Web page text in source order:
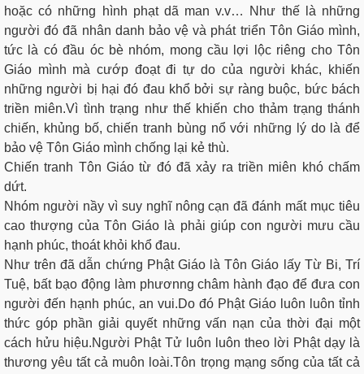
hoặc có những hình phạt dã man v.v… Như thế là những
người đó đã nhân danh bảo vệ và phát triển Tôn Giáo mình,
tức là có đầu óc bè nhóm, mong cầu lợi lộc riêng cho Tôn
Giáo mình mà cướp đoạt đi tự do của người khác, khiến
những người bị hại đó đau khổ bởi sự ràng buộc, bức bách
triền miên.Vì tình trạng như thế khiến cho thảm trạng thánh
chiến, khủng bố, chiến tranh bùng nổ với những lý do là để
bảo vệ Tôn Giáo mình chống lại kẻ thù.
Chiến tranh Tôn Giáo từ đó đã xảy ra triền miên khó chấm
dứt.
Nhóm người nầy vì suy nghĩ nông cạn đã đánh mất mục tiêu
cao thượng của Tôn Giáo là phải giúp con người mưu cầu
hạnh phúc, thoát khỏi khổ đau.
Như trên đã dẫn chứng Phật Giáo là Tôn Giáo lấy Từ Bi, Trí
Tuệ, bất bạo động làm phươnng châm hành đạo để đưa con
người đến hạnh phúc, an vui.Do đó Phật Giáo luôn luôn tỉnh
thức góp phần giải quyết những vấn nạn của thời đại một
cách hửu hiệu.Người Phật Tử luôn luôn theo lời Phật dạy là
thương yêu tất cả muôn loài.Tôn trọng mạng sống của tất cả